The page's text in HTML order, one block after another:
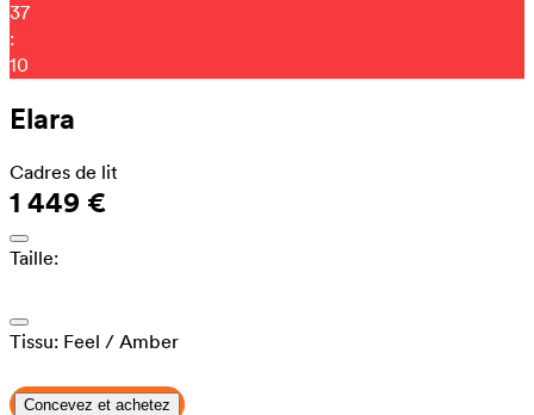
36
:
57
Elara
Cadres de lit
1 449 €
Taille:
Tissu: Feel / Amber
Concevez et achetez